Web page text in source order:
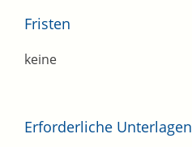
Fristen
keine
Erforderliche Unterlagen